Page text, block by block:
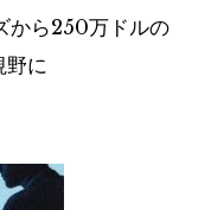
から250万ドルの
野に